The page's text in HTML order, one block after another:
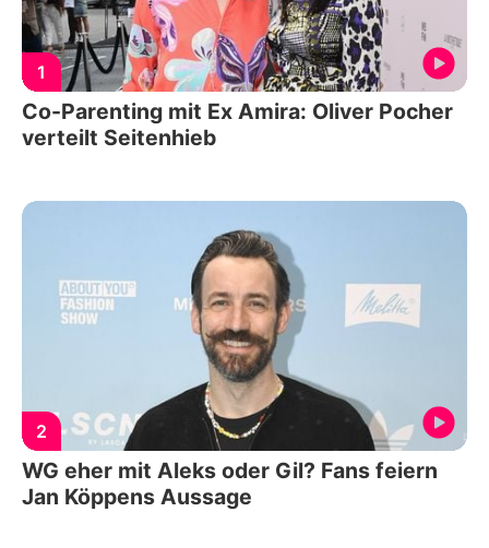
1
Co-Parenting mit Ex Amira: Oliver Pocher
verteilt Seitenhieb
2
WG eher mit Aleks oder Gil? Fans feiern
Jan Köppens Aussage